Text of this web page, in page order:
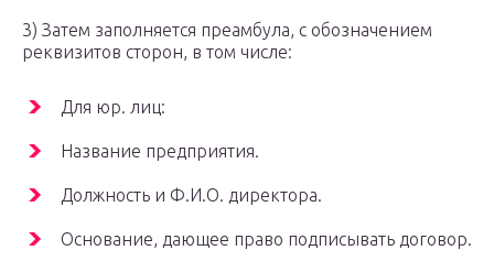
3) Затем заполняется преамбула, с обозначением
реквизитов сторон, в том числе:
Для юр. лиц:
Название предприятия.
Должность и Ф.И.О. директора.
Основание, дающее право подписывать договор.